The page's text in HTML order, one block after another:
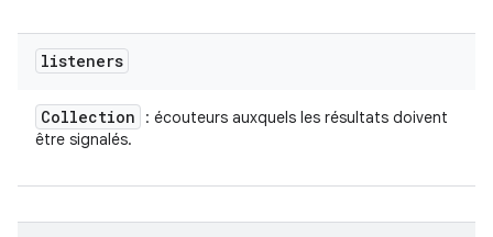
listeners
Collection
: écouteurs auxquels les résultats doivent
être signalés.